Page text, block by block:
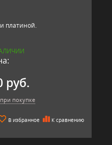
платиной.
руб.
покупке
В избранное К сравнению